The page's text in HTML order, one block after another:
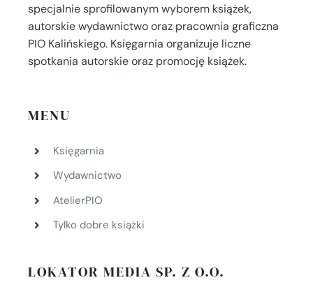
specjalnie sprofilowanym wyborem książek,
autorskie wydawnictwo oraz pracownia graficzna
PIO Kalińskiego. Księgarnia organizuje liczne
spotkania autorskie oraz promocję książek.
MENU
Księgarnia
Wydawnictwo
AtelierPIO
Tylko dobre książki
LOKATOR MEDIA SP. Z O.O.